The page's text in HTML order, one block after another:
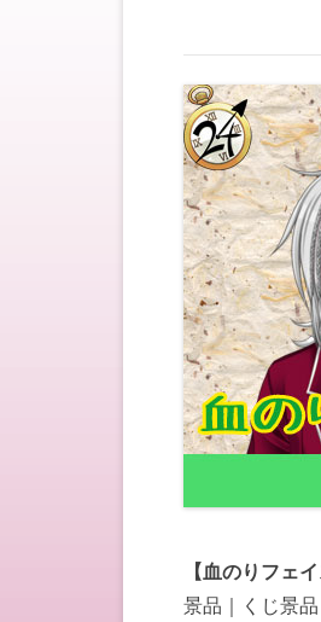
【血のりフェ
景品｜くじ景品